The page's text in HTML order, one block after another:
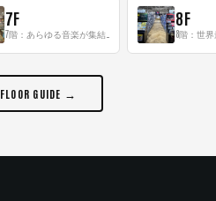
7F
7階：あらゆる音楽が集結する最多ジャンルフロア！
8F
FLOOR GUIDE →